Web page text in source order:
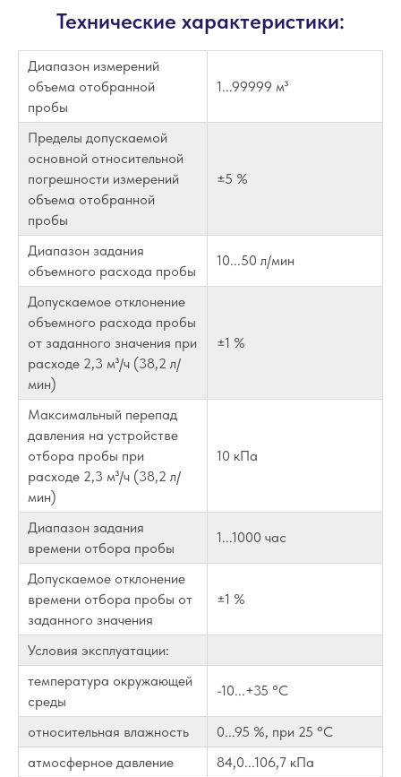
Технические характеристики:
Диапазон измерений
объема отобранной
пробы
1...99999 м³
Пределы допускаемой
основной относительной
погрешности измерений
объема отобранной
пробы
±5 %
Диапазон задания
объемного расхода пробы
10...50 л/мин
Допускаемое отклонение
объемного расхода пробы
от заданного значения при
расходе 2,3 м³/ч (38,2 л/
мин)
±1 %
Максимальный перепад
давления на устройстве
отбора пробы при
расходе 2,3 м³/ч (38,2 л/
мин)
10 кПа
Диапазон задания
времени отбора пробы
1...1000 час
Допускаемое отклонение
времени отбора пробы от
заданного значения
±1 %
Условия эксплуатации:
температура окружающей
среды
-10...+35 °С
относительная влажность
0...95 %, при 25 °С
атмосферное давление
84,0...106,7 кПа